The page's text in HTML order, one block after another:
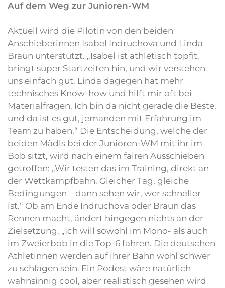
Auf dem Weg zur Junioren-WM
Aktuell wird die Pilotin von den beiden
Anschieberinnen Isabel Indruchova und Linda
Braun unterstützt. „Isabel ist athletisch topfit,
bringt super Startzeiten hin, und wir verstehen
uns einfach gut. Linda dagegen hat mehr
technisches Know-how und hilft mir oft bei
Materialfragen. Ich bin da nicht gerade die Beste,
und da ist es gut, jemanden mit Erfahrung im
Team zu haben.“ Die Entscheidung, welche der
beiden Mädls bei der Junioren-WM mit ihr im
Bob sitzt, wird nach einem fairen Ausschieben
getroffen: „Wir testen das im Training, direkt an
der Wettkampfbahn. Gleicher Tag, gleiche
Bedingungen – dann sehen wir, wer schneller
ist.“ Ob am Ende Indruchova oder Braun das
Rennen macht, ändert hingegen nichts an der
Zielsetzung. „Ich will sowohl im Mono- als auch
im Zweierbob in die Top-6 fahren. Die deutschen
Athletinnen werden auf ihrer Bahn wohl schwer
zu schlagen sein. Ein Podest wäre natürlich
wahnsinnig cool, aber realistisch gesehen wird